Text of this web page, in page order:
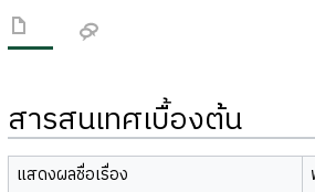
สารสนเทศเบื้องต้น
แสดงผลชื่อเรื่อง